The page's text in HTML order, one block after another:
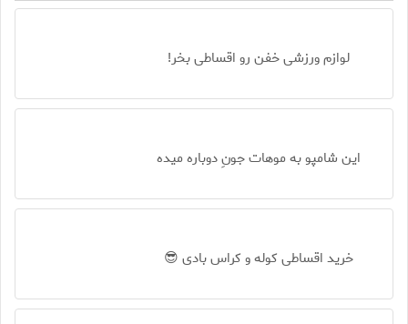
لوازم ورزشی خفن رو اقساطی بخر!
این شامپو به موهات جونِ دوباره میده
خرید اقساطی کوله و کراس بادی 😎